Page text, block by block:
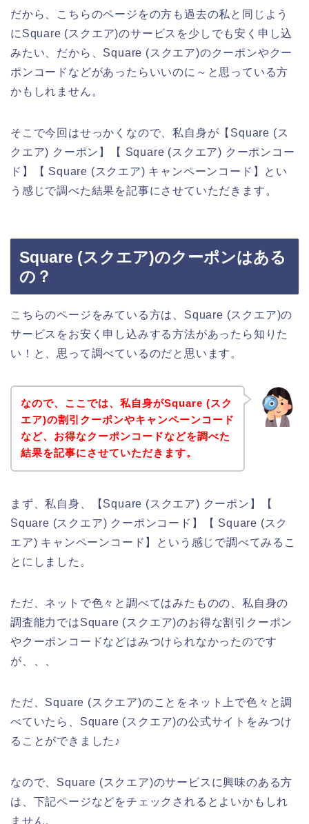
だから、こちらのページをの方も過去の私と同じよう
にSquare (スクエア)のサービスを少しでも安く申し込
みたい、だから、Square (スクエア)のクーポンやクー
ポンコードなどがあったらいいのに～と思っている方
かもしれません。
そこで今回はせっかくなので、私自身が【Square (ス
クエア) クーポン】【 Square (スクエア) クーポンコー
ド】【 Square (スクエア) キャンペーンコード】とい
う感じで調べた結果を記事にさせていただきます。
Square (スクエア)のクーポンはある
の？
こちらのページをみている方は、Square (スクエア)の
サービスをお安く申し込みする方法があったら知りた
い！と、思って調べているのだと思います。
なので、ここでは、私自身がSquare (スク
エア)の割引クーポンやキャンペーンコード
など、お得なクーポンコードなどを調べた
結果を記事にさせていただきます。
まず、私自身、【Square (スクエア) クーポン】【
Square (スクエア) クーポンコード】【 Square (スク
エア) キャンペーンコード】という感じで調べてみるこ
とにしました。
ただ、ネットで色々と調べてはみたものの、私自身の
調査能力ではSquare (スクエア)のお得な割引クーポン
やクーポンコードなどはみつけられなかったのです
が、、、
ただ、Square (スクエア)のことをネット上で色々と調
べていたら、Square (スクエア)の公式サイトをみつけ
ることができました♪
なので、Square (スクエア)のサービスに興味のある方
は、下記ページなどをチェックされるとよいかもしれ
ません。